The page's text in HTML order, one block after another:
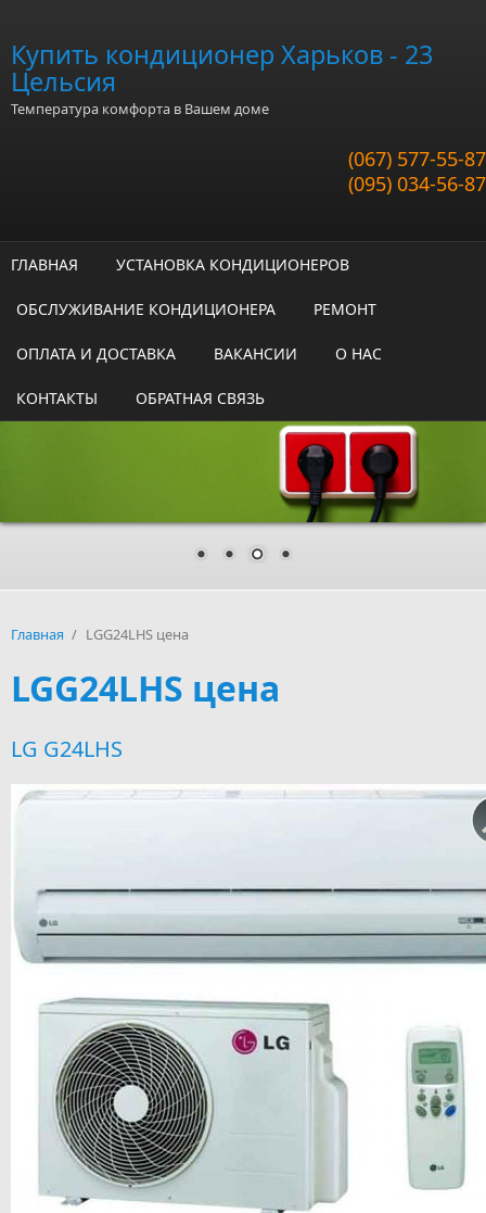
Купить кондиционер Харьков - 23
Цельсия
Температура комфорта в Вашем доме
(067) 577-55-87
(095) 034-56-87
ГЛАВНАЯ УСТАНОВКА КОНДИЦИОНЕРОВ
ОБСЛУЖИВАНИЕ КОНДИЦИОНЕРА РЕМОНТ
ОПЛАТА И ДОСТАВКА ВАКАНСИИ О НАС
КОНТАКТЫ ОБРАТНАЯ СВЯЗЬ
Главная / LGG24LHS цена
LGG24LHS цена
LG G24LHS